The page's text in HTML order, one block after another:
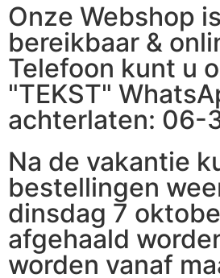
Onze Webshop
bereikbaar &
Telefoon kunt u
"TEKST"
achterlaten: 06-
Na de vakantie
bestellingen
dinsdag 7
afgehaald
worden vanaf